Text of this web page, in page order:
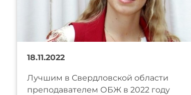
18.11.2022
Лучшим в Свердловской области
преподавателем ОБЖ в 2022 году